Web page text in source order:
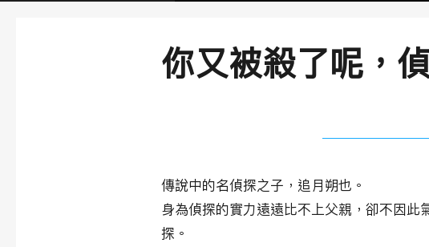
你又被殺了呢，
傳說中的名偵探之子，追月朔也。
身為偵探的實力遠遠比不上父親，卻不因
探。